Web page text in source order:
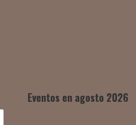
Eventos en agosto 2026